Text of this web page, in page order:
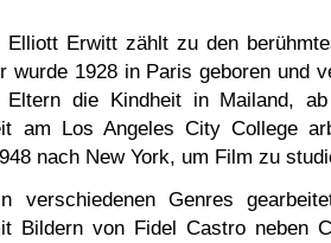
Elliott Erwitt zählt zu den
wurde 1928 in Paris geboren und
Eltern die Kindheit in Mailand,
am Los Angeles City College
nach New York, um Film zu
verschiedenen Genres
Bildern von Fidel Castro neben